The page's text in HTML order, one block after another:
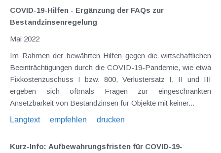
COVID-19-Hilfen - Ergänzung der FAQs zur
Bestandzinsenregelung
Mai 2022
Im Rahmen der bewährten Hilfen gegen die wirtschaftlichen
Beeinträchtigungen durch die COVID-19-Pandemie, wie etwa
Fixkostenzuschuss I bzw. 800, Verlustersatz I, II und III
ergeben sich oftmals Fragen zur eingeschränkten
Ansetzbarkeit von Bestandzinsen für Objekte mit keiner...
Langtext
empfehlen drucken
Kurz-Info: Aufbewahrungsfristen für COVID-19-